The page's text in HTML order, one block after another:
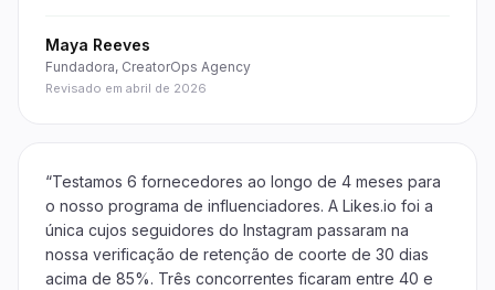
Maya Reeves
Fundadora, CreatorOps Agency
Revisado em abril de 2026
“Testamos 6 fornecedores ao longo de 4 meses para
o nosso programa de influenciadores. A Likes.io foi a
única cujos seguidores do Instagram passaram na
nossa verificação de retenção de coorte de 30 dias
acima de 85%. Três concorrentes ficaram entre 40 e